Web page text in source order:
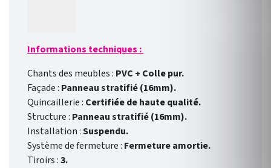
Informations techniques :
Chants des meubles : PVC + Colle pur.
Façade : Panneau stratifié (16mm).
Quincaillerie : Certifiée de haute qualité.
Structure : Panneau stratifié (16mm).
Installation :Suspendu.
Système de fermeture : Fermeture amortie.
Tiroirs :3.